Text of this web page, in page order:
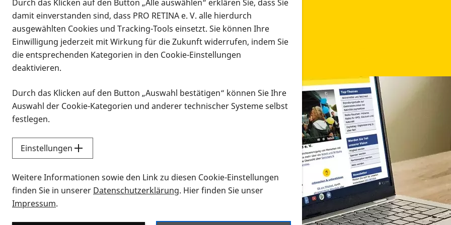
Infomaterial
Infomaterial
Vorlesen
Alle Infomaterialien in verschiedenen Formaten an
Sie möchten wissen, wie Sie nach Infonmaterial suchen und dieses bestellen bzw. herunterladen
Durch das Klicken auf den Button „Alle auswählen“ erklären Sie, dass Sie
damit einverstanden sind, dass PRO RETINA e. V. alle hierdurch
ausgewählten Cookies und Tracking-Tools einsetzt. Sie können Ihre
Einwilligung jederzeit mit Wirkung für die Zukunft widerrufen, indem Sie
die entsprechenden Kategorien in den Cookie-Einstellungen
deaktivieren.
Durch das Klicken auf den Button „Auswahl bestätigen“ können Sie Ihre
Auswahl der Cookie-Kategorien und anderer technischer Systeme selbst
festlegen.
Einstellungen
Weitere Informationen sowie den Link zu diesen Cookie-Einstellungen
finden Sie in unserer Datenschutzerklärung. Hier finden Sie unser
Impressum.